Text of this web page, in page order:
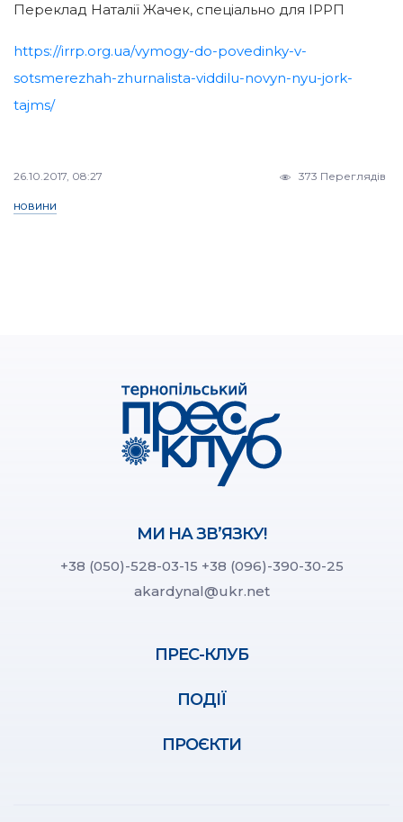
Переклад Наталії Жачек, спеціально для ІРРП
https://irrp.org.ua/vymogy-do-povedinky-v-
sotsmerezhah-zhurnalista-viddilu-novyn-nyu-jork-
tajms/
26.10.2017, 08:27 373 Переглядів
НОВИНИ
МИ НА ЗВ’ЯЗКУ!
+38 (050)-528-03-15 +38 (096)-390-30-25
akardynal@ukr.net
ПРЕС-КЛУБ
ПОДІЇ
ПРОЄКТИ